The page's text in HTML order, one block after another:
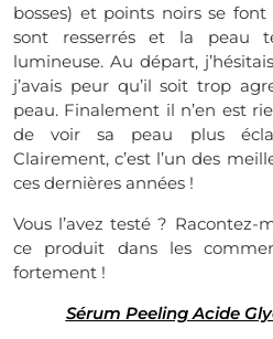
bosses) et points noirs se
sont resserrés et la peau
lumineuse. Au départ,
j’avais peur qu’il soit trop
peau. Finalement il n’en est
de voir sa peau plus
Clairement, c’est l’un des
ces dernières années !
Vous l’avez testé ? Racontez-
ce produit dans les
fortement !
Sérum Peeling Acide